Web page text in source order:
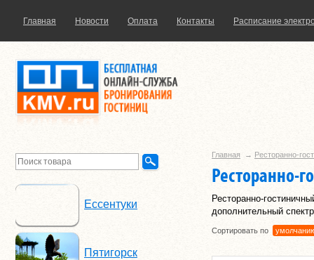
Главная Новости Оплата Контакты Расписание
Главная → Ресторанно-
Ресторанно-
Ресторанно-
дополнительный
Сортировать по
Ессентуки
Пятигорск